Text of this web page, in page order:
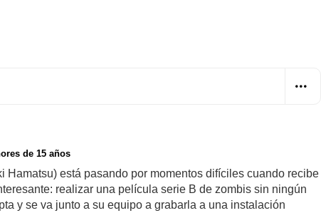
de 15 años
Hamatsu) está pasando por momentos difíciles cuando recibe
realizar una película serie B de zombis sin ningún
y se va junto a su equipo a grabarla a una instalación